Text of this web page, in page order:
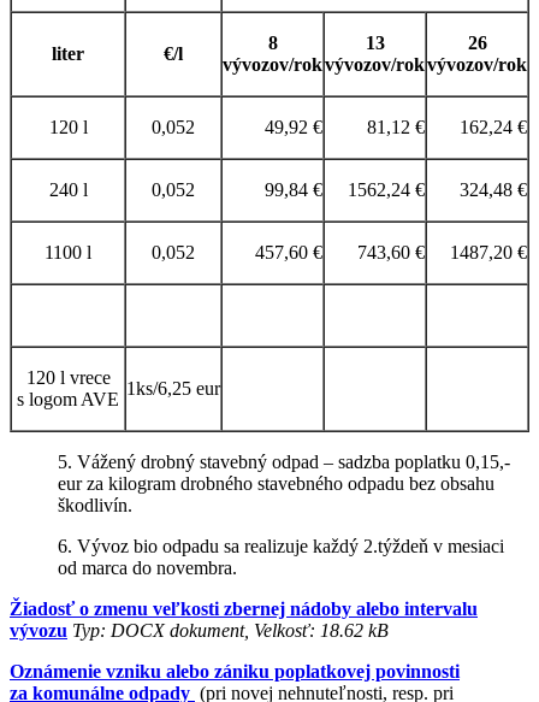
liter €/l
8
vývozov/rok
13
vývozov/rok
26
vývozov/rok
120 l 0,052 49,92 € 81,12 € 162,24 €
240 l 0,052 99,84 € 1562,24 € 324,48 €
1100 l 0,052 457,60 € 743,60 € 1487,20 €
120 l vrece
s logom AVE
1ks/6,25 eur
5. Vážený drobný stavebný odpad – sadzba poplatku 0,15,-
eur za kilogram drobného stavebného odpadu bez obsahu
škodlivín.
6. Vývoz bio odpadu sa realizuje každý 2.týždeň v mesiaci
od marca do novembra.
Žiadosť o zmenu veľkosti zbernej nádoby alebo intervalu
vývozu Typ: DOCX dokument, Velkosť: 18.62 kB
Oznámenie vzniku alebo zániku poplatkovej povinnosti
za komunálne odpady (pri novej nehnuteľnosti, resp. pri